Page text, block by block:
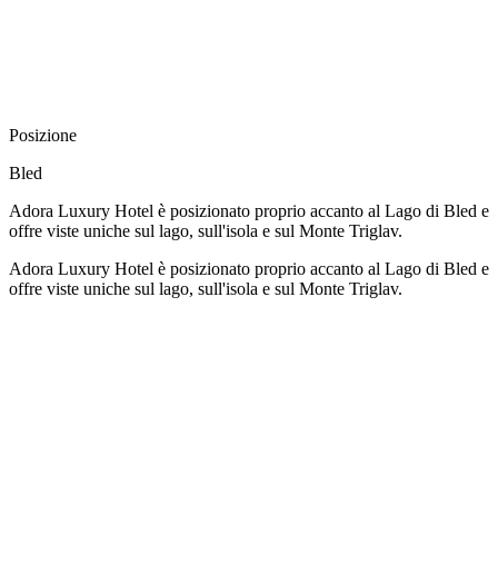
Posizione
Bled
Adora Luxury Hotel è posizionato proprio accanto al Lago di Bled e
offre viste uniche sul lago, sull'isola e sul Monte Triglav.
Adora Luxury Hotel è posizionato proprio accanto al Lago di Bled e
offre viste uniche sul lago, sull'isola e sul Monte Triglav.